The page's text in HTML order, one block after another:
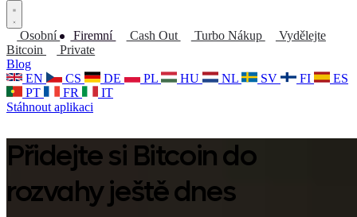
Osobní Firemní Cash Out Turbo Nákup
Vydělejte
Bitcoin
Private
Blog
EN
CS DE PL HU NL SV FI
ES
PT
FR
IT
Stáhnout aplikaci
Přidejte si Bitcoin do
rozvahy ještě dnes